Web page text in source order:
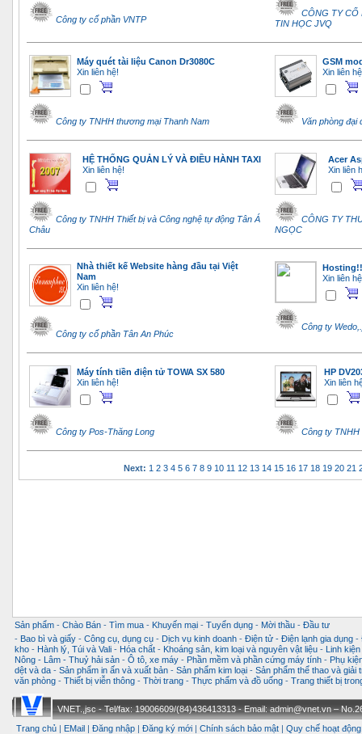
Công ty cổ phần VNTP
CÔNG TY CỔ
TIN HỌC JVQ
Máy quét tài liệu Canon Dr3080C
Xin liên hệ!
Công ty TNHH thương mại Thanh Nam
GSM
Xin liên
Văn phòng đại
HỆ THỐNG QUẢN LÝ VÀ ĐIỀU HÀNH TAXI
Xin liên hệ!
Công ty TNHH Thiết bị và Công nghệ tự động Tân Á
Châu
Acer
Xin liên
CÔNG TY
NGỌC
Nhà thiết kế Website hàng đầu tại Việt
Nam
Xin liên hệ!
Công ty cổ phần Tân An Phúc
Xin liên
Công ty
Máy tính tiền điện tử TOWA SX 580
Xin liên hệ!
Công ty Pos-Thăng Long
HP
Xin liên
Công ty TNHH
Next: 1 2 3 4 5 6 7 8 9 10 11 12 13 14 15 16 17 18 19 20 21
Sản phẩm - Chào Bán - Tìm mua - Khuyến mại - Tuyển dụng - Mời thầu - Đầu tư
- Bao bì và giấy - Công cụ, dụng cụ - Dịch vụ kinh doanh - Điện tử - Điện lạnh gia dụng -
kho - Hành lý, Túi và Vali - Hóa chất - Khoáng sản, kim loại và nguyên vật liệu -
Linh
Nông - Lâm - Thuỷ hải sản - Ô tô, xe máy - Phần mềm và phần cứng máy tính - Phụ
dệt và da - Sản phẩm in ấn và xuất bản - Sản phẩm kim loại - Sản phẩm thể thao và giải
văn phòng - Thiết bị viễn thông - Thời trang - Thực phẩm và đồ uống - Trang thiết bị
VNET.,jsc - Tel/fax: 19006609/(84)436413313 - Email: admin@vnet.vn –
Trang chủ
EMail Đăng nhập Đăng ký mới Chính sách bảo mật Quy chế hoạt động